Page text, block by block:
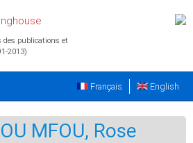
des publications et
2013)
English
Français
MFOU, Rose